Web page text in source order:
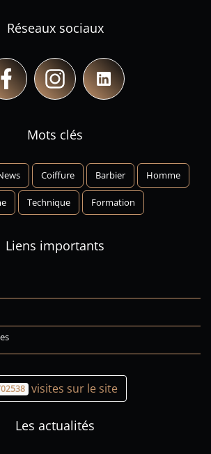
Réseaux sociaux
Mots clés
Coiffure Barbier Homme
Technique Formation
Liens importants
visites sur le site
Les actualités